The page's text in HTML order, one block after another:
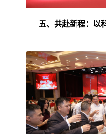
五、共赴新程：以